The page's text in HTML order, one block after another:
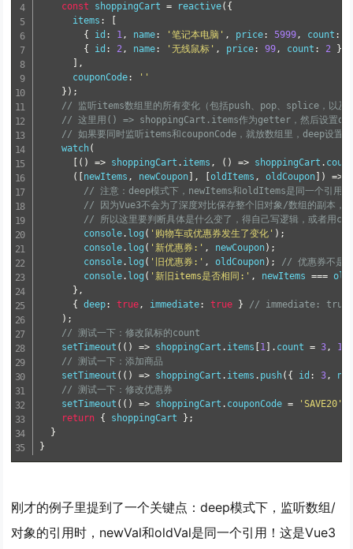
const
shoppingCart = reactive( {
      items
:
{
id : 1, name: '笔记本电脑' , price: 5999, count :
{
id : 2, name: '无线鼠标' , price: 99, count : 2
}
,
      couponCode
:
''
} ) ;
// 监听items数组里的所有变化（包括push、pop、splice，以及
// 这里用() => shoppingCart.items作为getter，然后设置
// 如果要同时监听items和couponCode，就放数组里，deep设置
watch(
( ) => shoppingCart . items , ( ) => shoppingCart .
(
newItems , newCoupon , [oldItems , oldCoupon ) =>
// 注意：deep模式下，newItems和oldItems是同一个引用！
// 因为Vue3不会为了深度对比保存整个旧对象/数组的副本，
// 所以这里要判断具体是什么变了，得自己写逻辑，或者用
        console
. log ( '购物车或优惠券发生了变化' ) ;
        console
. log ( '新优惠券:' , newCoupon) ;
        console
. log ( '旧优惠券:' , oldCoupon) ;
// 优惠券不是
        console
. log ( '新旧items是否相同:' , newItems ===
} ,
{
deep: true, immediate: true }
// immediate: true
) ;
// 测试一下：修改鼠标的count
setTimeout ( ( ) => shoppingCart . items 1 . count = 3,
// 测试一下：添加商品
setTimeout ( ( ) => shoppingCart . items . push( { id : 3,
// 测试一下：修改优惠券
setTimeout ( ( ) => shoppingCart . couponCode = 'SAVE20'
return { shoppingCart } ;
}
}
刚才的例子里提到了一个关键点：deep模式下，监听数组/
对象的引用时，newVal和oldVal是同一个引用 ！这是Vue3